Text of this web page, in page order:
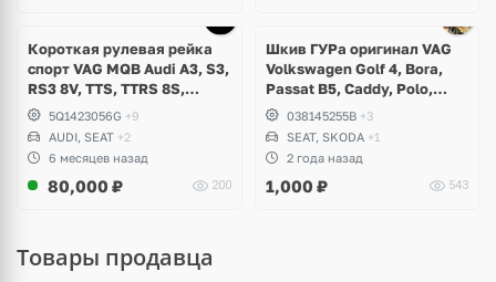
Короткая рулевая рейка
спорт VAG MQB Audi A3, S3,
RS3 8V, TTS, TTRS 8S,
Volkswagen Golf 7.5 R, GTI,
Arteon, T-Roc, Seat Leon,
Cupra
5Q1423056G +9
AUDI, SEAT +2
6 месяцев назад
80,000 ₽ 200
Шкив ГУРа оригинал VAG
Volkswagen Golf 4, Bora,
Passat B5, Caddy, Polo,
Beetle, Transporter, Skoda
Octavia, Seat Leon, Toledo,
Cordoba, Arosa
038145255B +3
SEAT, SKODA +1
2 года назад
1,000 ₽ 543
Товары продавца